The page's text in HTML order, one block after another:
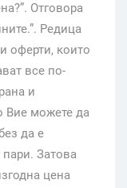
Отговора
Редица
оферти, които
все по-
и
Вие можете да
да е
Затова
цена